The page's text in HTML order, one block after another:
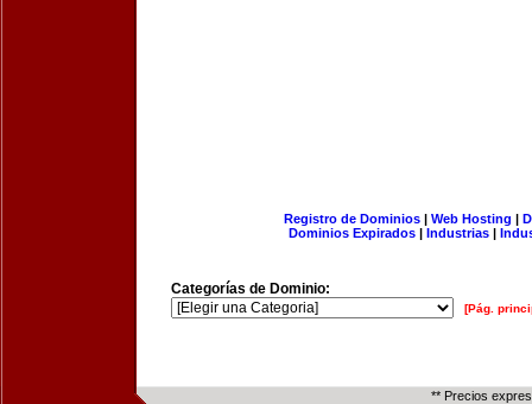
Registro de Dominios| Web Hosting |
Dominios Expirados | Industrias |
Categorías de Dominio:
[Pág.
** Precios